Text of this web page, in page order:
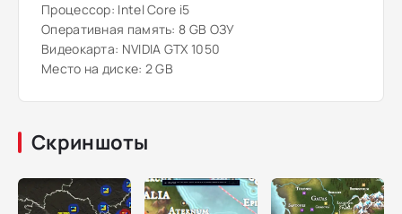
Процессор: Intel Core i5
Оперативная память: 8 GB ОЗУ
Видеокарта: NVIDIA GTX 1050
Место на диске: 2 GB
Скриншоты